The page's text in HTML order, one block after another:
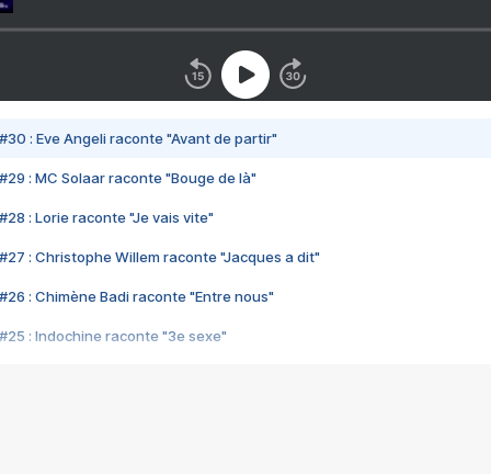
#30 : Eve Angeli raconte "Avant de partir"
#29 : MC Solaar raconte "Bouge de là"
#28 : Lorie raconte "Je vais vite"
#27 : Christophe Willem raconte "Jacques a dit"
#26 : Chimène Badi raconte "Entre nous"
#25 : Indochine raconte "3e sexe"